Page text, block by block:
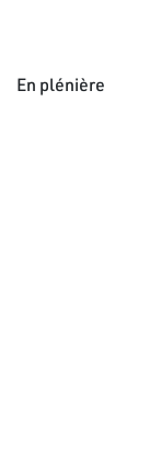
En plénière